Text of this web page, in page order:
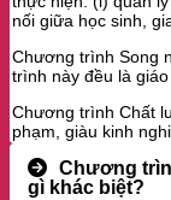
nối giữa học sinh,
Chương trình Song
trình này đều là
Chương trình Chất
phạm, giàu kinh
Chương
gì khác biệt?